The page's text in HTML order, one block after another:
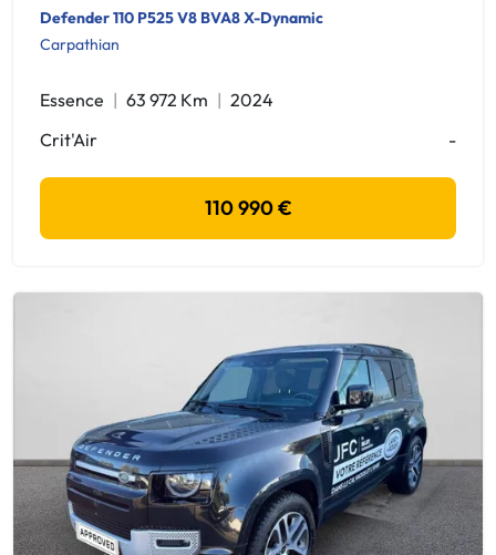
Defender 110 P525 V8 BVA8 X-Dynamic
Carpathian
Essence 63 972 Km
2024
Crit'Air
-
110 990 €